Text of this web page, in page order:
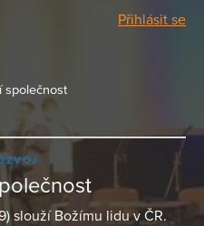
Přihlásit se
společnost
slouží Božímu lidu v ČR.